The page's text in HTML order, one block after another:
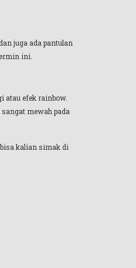
juga ada pantulan
ini.
atau efek rainbow.
mewah pada
kalian simak di